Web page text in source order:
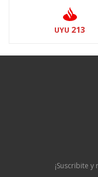
UYU 213
¡Suscribite